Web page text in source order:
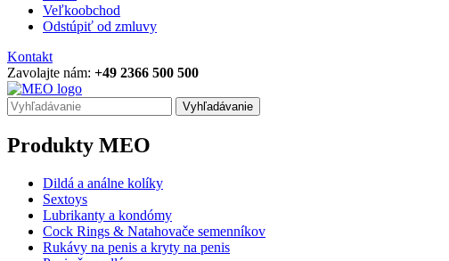
Veľkoobchod
Odstúpiť od zmluvy
Kontakt
Zavolajte nám: +49 2366 500 500
Vyhľadávanie
Produkty MEO
Dildá a análne kolíky
Sextoys
Lubrikanty a kondómy
Cock Rings & Natahovače semenníkov
Rukávy na penis a kryty na penis